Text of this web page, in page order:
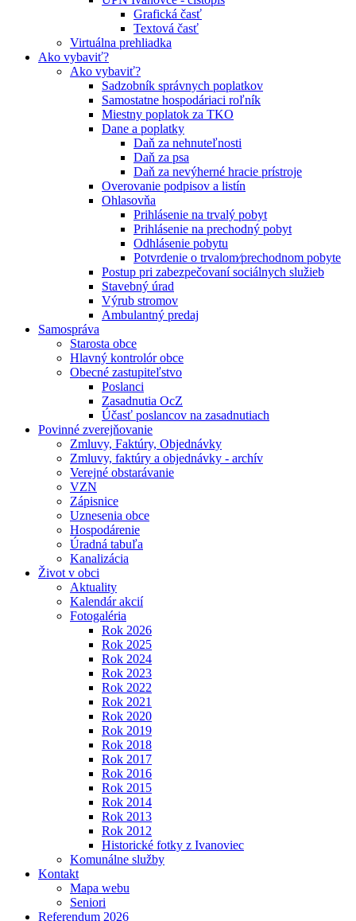
Grafická časť
Textová časť
Virtuálna prehliadka
Ako vybaviť?
Ako vybaviť?
Sadzobník správnych poplatkov
Samostatne hospodáriaci roľník
Miestny poplatok za TKO
Dane a poplatky
Daň za nehnuteľnosti
Daň za psa
Daň za nevýherné hracie prístroje
Overovanie podpisov a listín
Ohlasovňa
Prihlásenie na trvalý pobyt
Prihlásenie na prechodný pobyt
Odhlásenie pobytu
Potvrdenie o trvalom⁄prechodnom pobyte
Postup pri zabezpečovaní sociálnych služieb
Stavebný úrad
Výrub stromov
Ambulantný predaj
Samospráva
Starosta obce
Hlavný kontrolór obce
Obecné zastupiteľstvo
Poslanci
Zasadnutia OcZ
Účasť poslancov na zasadnutiach
Povinné zverejňovanie
Zmluvy, Faktúry, Objednávky
Zmluvy, faktúry a objednávky - archív
Verejné obstarávanie
VZN
Zápisnice
Uznesenia obce
Hospodárenie
Úradná tabuľa
Kanalizácia
Život v obci
Aktuality
Kalendár akcií
Fotogaléria
Rok 2026
Rok 2025
Rok 2024
Rok 2023
Rok 2022
Rok 2021
Rok 2020
Rok 2019
Rok 2018
Rok 2017
Rok 2016
Rok 2015
Rok 2014
Rok 2013
Rok 2012
Historické fotky z Ivanoviec
Komunálne služby
Kontakt
Mapa webu
Seniori
Referendum 2026